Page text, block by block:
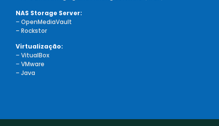
NAS Storage Server:
–OpenMediaVault
– Rockstor
Virtualização:
–VitualBox
–VMware
– Java